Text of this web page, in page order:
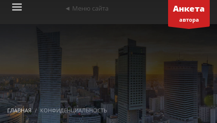
◄ Меню сайта Анкета
автора
ГЛАВНАЯ КОНФИДЕНЦИАЛЬНОСТЬ